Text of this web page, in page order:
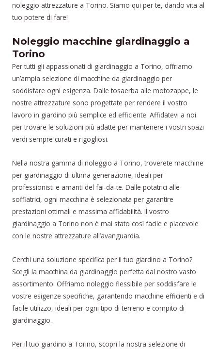
noleggio attrezzature a Torino. Siamo qui per te, dando vita al
tuo potere di fare!
Noleggio macchine giardinaggio a
Torino
Per tutti gli appassionati di giardinaggio a Torino, offriamo
un’ampia selezione di macchine da giardinaggio per
soddisfare ogni esigenza. Dalle tosaerba alle motozappe, le
nostre attrezzature sono progettate per rendere il vostro
lavoro in giardino più semplice ed efficiente. Affidatevi a noi
per trovare le soluzioni più adatte per mantenere i vostri spazi
verdi sempre curati e rigogliosi.
Nella nostra gamma di noleggio a Torino, troverete macchine
per giardinaggio di ultima generazione, ideali per
professionisti e amanti del fai-da-te. Dalle potatrici alle
soffiatrici, ogni macchina è selezionata per garantire
prestazioni ottimali e massima affidabilità. Il vostro
giardinaggio a Torino non è mai stato così facile e piacevole
con le nostre attrezzature all’avanguardia.
Cerchi una soluzione specifica per il tuo giardino a Torino?
Scegli la macchina da giardinaggio perfetta dal nostro vasto
assortimento. Offriamo noleggio flessibile per soddisfare le
vostre esigenze specifiche, garantendo macchine efficienti e di
facile utilizzo, ideali per ogni tipo di terreno e compito di
giardinaggio.
Per il tuo giardino a Torino, scopri la nostra selezione di